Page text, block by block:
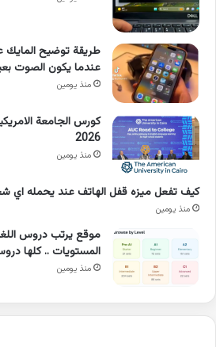
طريقة توضيح المايك
عندما يكون الصوت
منذ يومين
كورس الجامعة
2026
منذ يومين
كيف تفعل ميزه قفل الهاتف عند يحمله اي
منذ يومين
موقع يرتب دروس
المستويات .. كلها
منذ يومين